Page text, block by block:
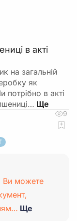
в акті
на загальній
як
в акті
9
Ви можете
Ще